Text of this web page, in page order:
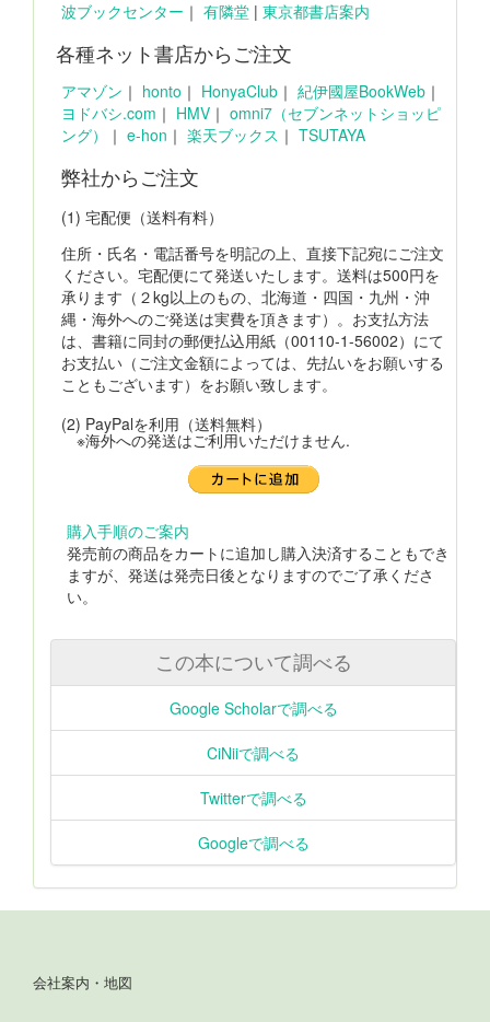
波ブックセンター ｜ 有隣堂 | 東京都書店案内
各種ネット書店からご注文
アマゾン ｜ honto ｜ HonyaClub ｜ 紀伊國屋BookWeb ｜
ヨドバシ.com ｜ HMV ｜ omni7（セブンネットショッピ
ング）
｜ e-hon ｜ 楽天ブックス ｜ TSUTAYA
弊社からご注文
(1) 宅配便（送料有料）
住所・氏名・電話番号を明記の上、直接下記宛にご注文
ください。宅配便にて発送いたします。送料は500円を
承ります（２kg以上のもの、北海道・四国・九州・沖
縄・海外へのご発送は実費を頂きます）。お支払方法
は、書籍に同封の郵便払込用紙（00110-1-56002）にて
お支払い（ご注文金額によっては、先払いをお願いする
こともございます）をお願い致します。
(2) PayPalを利用（送料無料）
※海外への発送はご利用いただけません.
購入手順のご案内
発売前の商品をカートに追加し購入決済することもでき
ますが、発送は発売日後となりますのでご了承くださ
い。
この本について調べる
Google Scholarで調べる
CiNiiで調べる
Twitterで調べる
Googleで調べる
会社案内・地図